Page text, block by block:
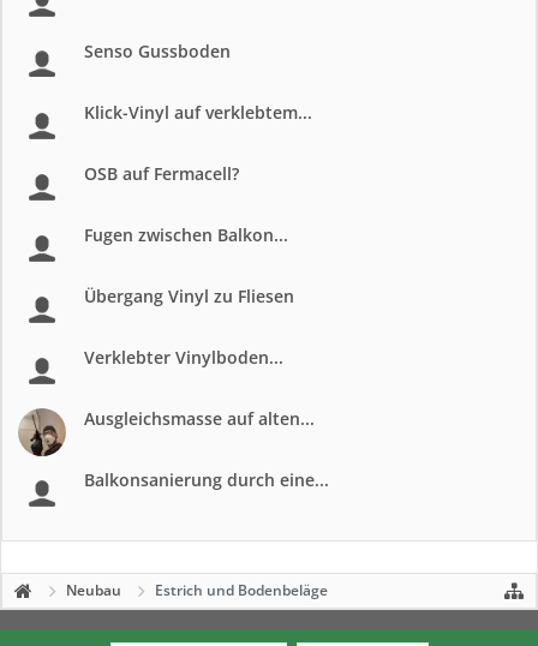
Senso Gussboden
Klick-Vinyl auf verklebtem...
OSB auf Fermacell?
Fugen zwischen Balkon...
Übergang Vinyl zu Fliesen
Verklebter Vinylboden...
Ausgleichsmasse auf alten...
Balkonsanierung durch eine...
Neubau Estrich und Bodenbeläge